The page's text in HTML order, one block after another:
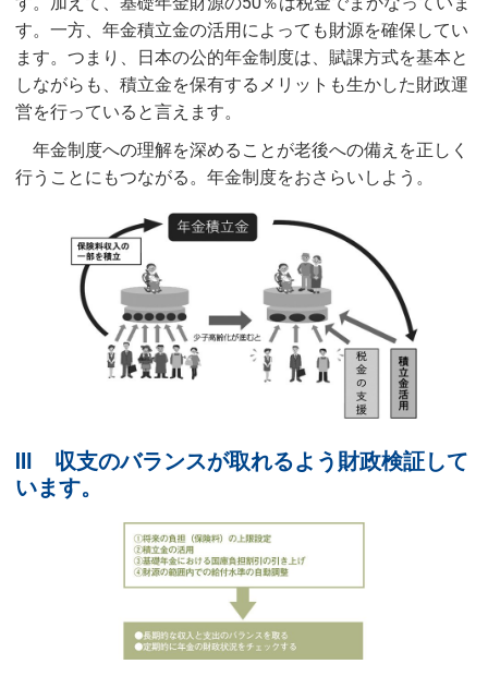
す。一方、年金積立金の活用によっても財源を確保してい
ます。つまり、日本の公的年金制度は、賦課方式を基本と
しながらも、積立金を保有するメリットも生かした財政運
営を行っていると言えます。
年金制度への理解を深めることが老後への備えを正しく
行うことにもつながる。年金制度をおさらいしよう。
Ⅲ 収支のバランスが取れるよう財政検証して
います。